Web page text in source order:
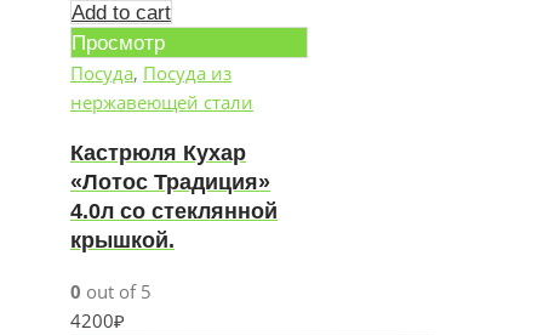
Add to cart
Просмотр
Посуда, Посуда из
нержавеющей стали
Кастрюля Кухар
«Лотос Традиция»
4.0л со стеклянной
крышкой.
0 out of 5
4200₽